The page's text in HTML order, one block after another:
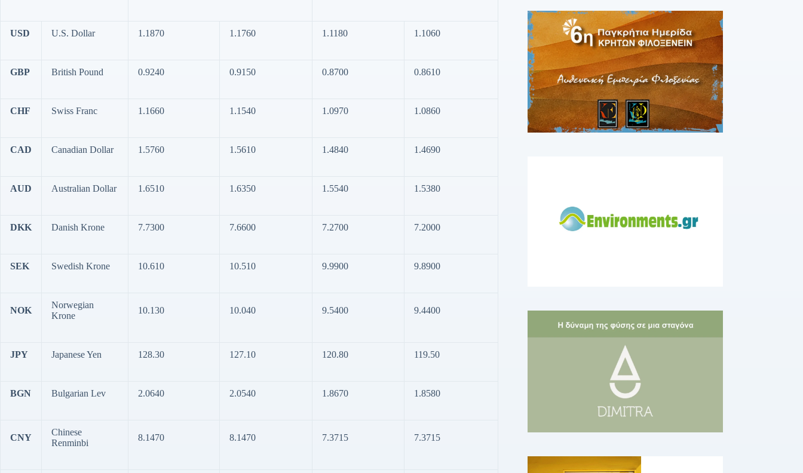
USD U.S. Dollar 1.1870 1.1760 1.1180 1.1060
GBP British Pound 0.9240 0.9150 0.8700 0.8610
CHF Swiss Franc 1.1660 1.1540 1.0970 1.0860
CAD Canadian Dollar 1.5760 1.5610 1.4840 1.4690
AUD Australian Dollar 1.6510 1.6350 1.5540 1.5380
DKK Danish Krone 7.7300 7.6600 7.2700 7.2000
SEK Swedish Krone 10.610 10.510 9.9900 9.8900
NOK
Norwegian
Krone
10.130 10.040 9.5400 9.4400
JPY Japanese Yen 128.30 127.10 120.80 119.50
BGN Bulgarian Lev 2.0640 2.0540 1.8670 1.8580
CNY
Chinese
Renminbi
8.1470 8.1470 7.3715 7.3715